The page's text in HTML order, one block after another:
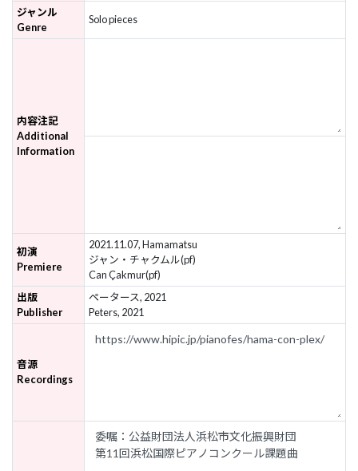
ジャンル
Genre
Solo pieces
内容注記
Additional
Information
初演
Premiere
2021.11.07, Hamamatsu
ジャン・チャクムル(pf)
Can Çakmur(pf)
出版
Publisher
ペータース, 2021
Peters, 2021
音源
Recordings